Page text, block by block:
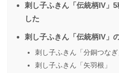
刺し子ふきん「伝統柄IV」
した
刺し子ふきん「伝統柄IV」
刺し子ふきん「分銅つなぎ
刺し子ふきん「矢羽根」